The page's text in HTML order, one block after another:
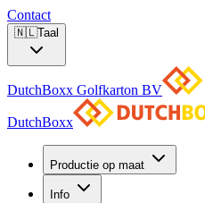
Contact
🇳🇱Taal
DutchBoxx Golfkarton BV
DutchBoxx
Productie op maat
Info